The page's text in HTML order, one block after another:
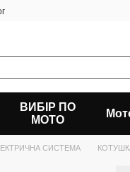
ВИБІР ПО
МОТО
СИСТЕМА